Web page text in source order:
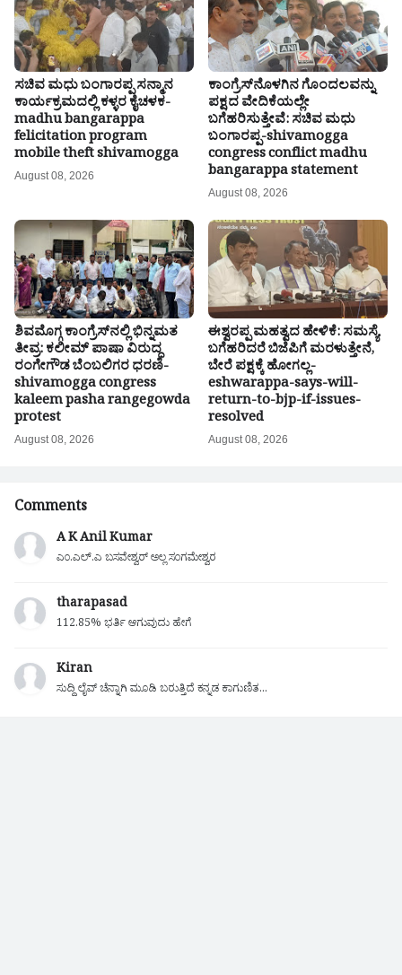
ಸಚಿವ ಮಧು ಬಂಗಾರಪ್ಪ ಸನ್ಮಾನ
ಕಾರ್ಯಕ್ರಮದಲ್ಲಿ ಕಳ್ಳರ ಕೈಚಳಕ-
madhu bangarappa
felicitation program
mobile theft shivamogga
August 08, 2026
ಕಾಂಗ್ರೆಸ್‌ನೊಳಗಿನ ಗೊಂದಲವನ್ನು
ಪಕ್ಷದ ವೇದಿಕೆಯಲ್ಲೇ
ಬಗೆಹರಿಸುತ್ತೇವೆ: ಸಚಿವ ಮಧು
ಬಂಗಾರಪ್ಪ-shivamogga
congress conflict madhu
bangarappa statement
August 08, 2026
ಶಿವಮೊಗ್ಗ ಕಾಂಗ್ರೆಸ್‌ನಲ್ಲಿ ಭಿನ್ನಮತ
ತೀವ್ರ: ಕಲೀಮ್ ಪಾಷಾ ವಿರುದ್ಧ
ರಂಗೇಗೌಡ ಬೆಂಬಲಿಗರ ಧರಣಿ-
shivamogga congress
kaleem pasha rangegowda
protest
August 08, 2026
ಈಶ್ವರಪ್ಪ ಮಹತ್ವದ ಹೇಳಿಕೆ: ಸಮಸ್ಯೆ
ಬಗೆಹರಿದರೆ ಬಿಜೆಪಿಗೆ ಮರಳುತ್ತೇನೆ,
ಬೇರೆ ಪಕ್ಷಕ್ಕೆ ಹೋಗಲ್ಲ-
eshwarappa-says-will-
return-to-bjp-if-issues-
resolved
August 08, 2026
Comments
A K Anil Kumar
ಎಂ.ಎಲ್.ಎ ಬಸವೇಶ್ವರ್ ಅಲ್ಲ ಸಂಗಮೇಶ್ವರ
tharapasad
112.85% ಭರ್ತಿ ಆಗುವುದು ಹೇಗೆ
Kiran
ಸುದ್ದಿ ಲೈವ್ ಚೆನ್ನಾಗಿ ಮೂಡಿ ಬರುತ್ತಿದೆ ಕನ್ನಡ ಕಾಗುಣಿತ...